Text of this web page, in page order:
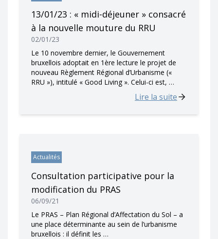
13/01/23 : « midi-déjeuner » consacré
à la nouvelle mouture du RRU
02/01/23
Le 10 novembre dernier, le Gouvernement
bruxellois adoptait en 1ère lecture le projet de
nouveau Règlement Régional d’Urbanisme («
RRU »), intitulé « Good Living ». Celui-ci est, …
Lire la suite
Actualités
Consultation participative pour la
modification du PRAS
06/09/21
Le PRAS – Plan Régional d’Affectation du Sol – a
une place déterminante au sein de l’urbanisme
bruxellois : il définit les …